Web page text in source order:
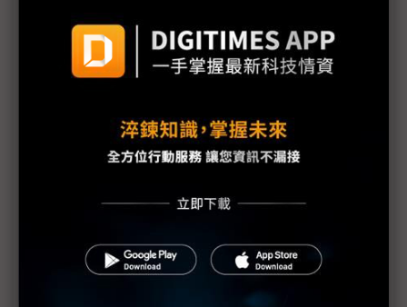
東捷科技部署高階雷射應用掌握新契機
全球半導體供應鏈的變革與挑戰
AI世代的半導體技術發展
志尚儀器提供高科技廠房微汙染監測整體方案
EVG在SEMICON Taiwan 2023展示混合鍵合與奈米微
Beckhoff高速半導體智慧製造 亮相SEMICON Taiwan